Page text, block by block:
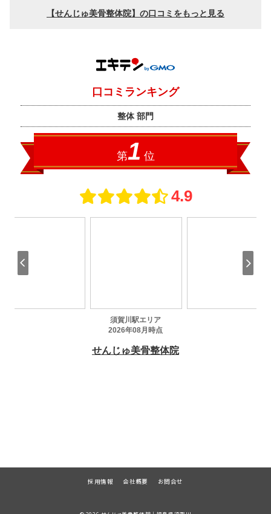
採用情報 会社概要 お問合せ